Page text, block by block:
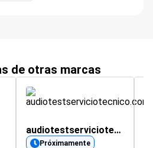
de otras marcas
audiotestserviciotecnico.com
Próximamente